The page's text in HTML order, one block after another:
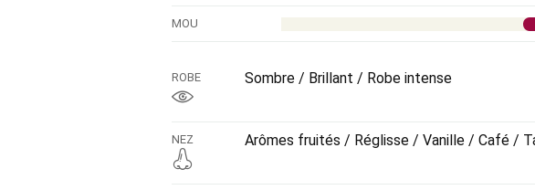
MOU
ROBE Sombre / Brillant / Robe intense
NEZ Arômes fruités / Réglisse / Vanille / Café /